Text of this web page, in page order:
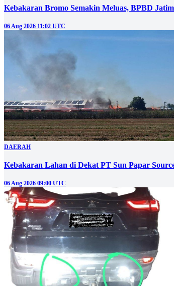
Kebakaran Bromo Semakin Meluas, BPBD
06 Aug 2026 11:02 UTC
DAERAH
Kebakaran Lahan di Dekat PT Sun Papar
06 Aug 2026 09:00 UTC